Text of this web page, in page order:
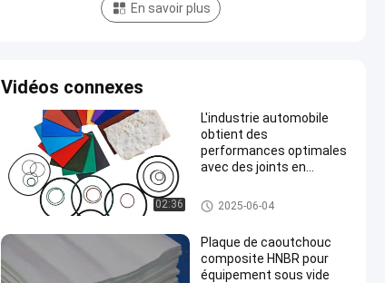
En savoir plus
Vidéos connexes
02:36
L'industrie automobile
obtient des
performances optimales
avec des joints en
Le caoutchouc de fluor de FKM
2025-06-04
Plaque de caoutchouc
composite HNBR pour
équipement sous vide